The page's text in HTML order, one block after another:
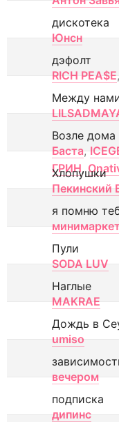
дискотека
Юнсн
дэфолт
RICH PEA$E,
Между
Возле дома
Баста,
ГРИН,
Хлопушки
Пекинский
я помню
Пули
SODA LUV
Наглые
MAKRAE
Дождь в
umiso
вечером
подписка
дипинс